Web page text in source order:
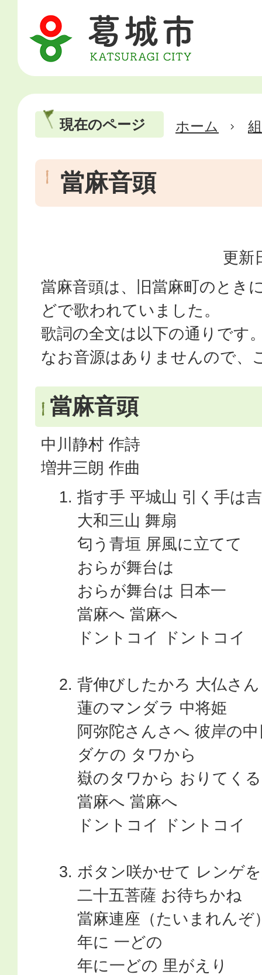
現在のページ ホーム
當麻音頭
更新
當麻音頭は、旧當麻町のとき
どで歌われていました。
歌詞の全文は以下の通りです
なお音源はありませんので、
當麻音頭
中川静村 作詩
増井三朗 作曲
指す手 平城山 引く手は
大和三山 舞扇
匂う青垣 屏風に立てて
おらが舞台は
おらが舞台は 日本一
當麻へ 當麻へ
ドントコイ ドントコイ
背伸びしたかろ 大仏さ
蓮のマンダラ 中将姫
阿弥陀さんさへ 彼岸の中
ダケの タワから
嶽のタワから おりてくる
當麻へ 當麻へ
ドントコイ ドントコイ
ボタン咲かせて レンゲ
二十五菩薩 お待ちかね
當麻連座（たいまれんぞ
年に 一どの
年に一どの 里がえり